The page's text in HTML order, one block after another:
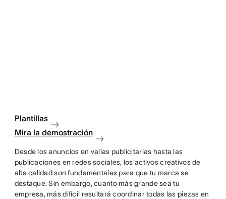
Plantillas
Mira la demostración
Desde los anuncios en vallas publicitarias hasta las
publicaciones en redes sociales, los activos creativos de
alta calidad son fundamentales para que tu marca se
destaque. Sin embargo, cuanto más grande sea tu
empresa, más difícil resultará coordinar todas las piezas en